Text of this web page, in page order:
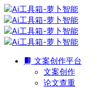
文案创作平台
文案创作
论文查重